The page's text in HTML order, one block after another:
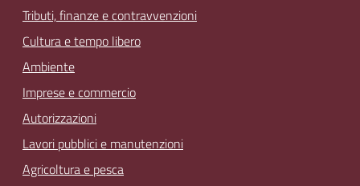
Tributi, finanze e contravvenzioni
Cultura e tempo libero
Ambiente
Imprese e commercio
Autorizzazioni
Lavori pubblici e manutenzioni
Agricoltura e pesca